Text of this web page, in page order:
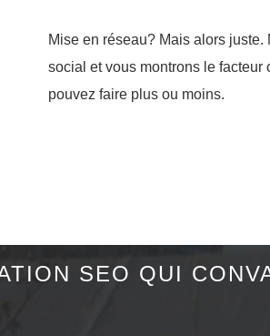
Mise en réseau? Mais alors
social et vous montrons le facteur
pouvez faire plus ou moins.
SEO QUI